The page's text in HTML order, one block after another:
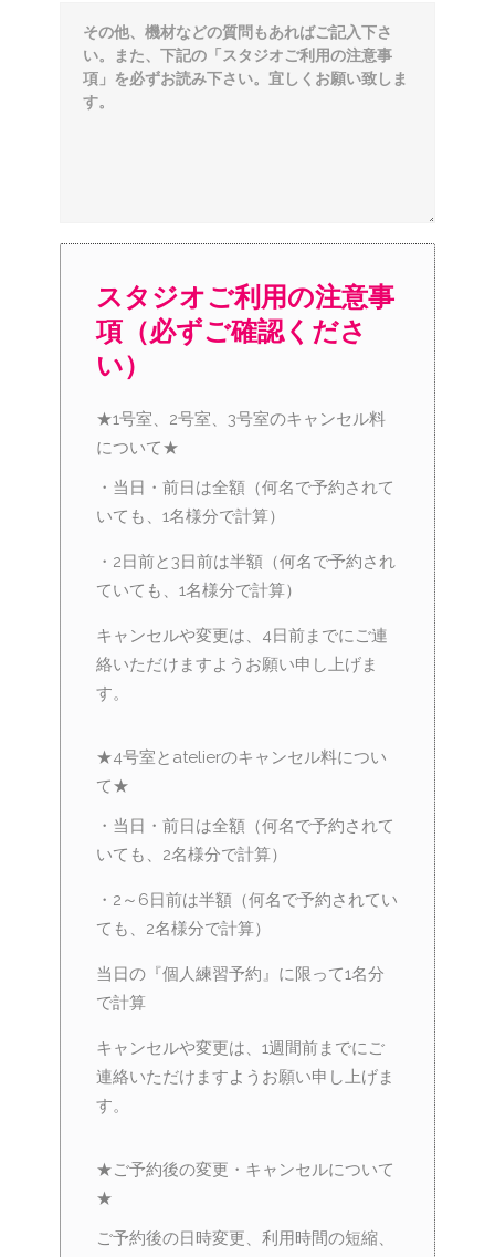
スタジオご利用の注意事
項（必ずご確認くださ
い）
★1号室、2号室、3号室のキャンセル料
について★
・当日・前日は全額（何名で予約されて
いても、1名様分で計算）
・2日前と3日前は半額（何名で予約され
ていても、1名様分で計算）
キャンセルや変更は、4日前までにご連
絡いただけますようお願い申し上げま
す。
★4号室とatelierのキャンセル料につい
て★
・当日・前日は全額（何名で予約されて
いても、2名様分で計算）
・2～6日前は半額（何名で予約されてい
ても、2名様分で計算）
当日の『個人練習予約』に限って1名分
で計算
キャンセルや変更は、1週間前までにご
連絡いただけますようお願い申し上げま
す。
★ご予約後の変更・キャンセルについて
★
ご予約後の日時変更、利用時間の短縮、